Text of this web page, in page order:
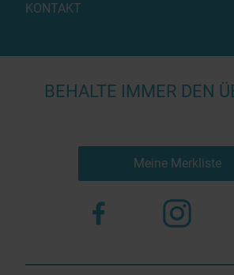
KONTAKT
BEHALTE IMMER DEN
Meine Merkliste